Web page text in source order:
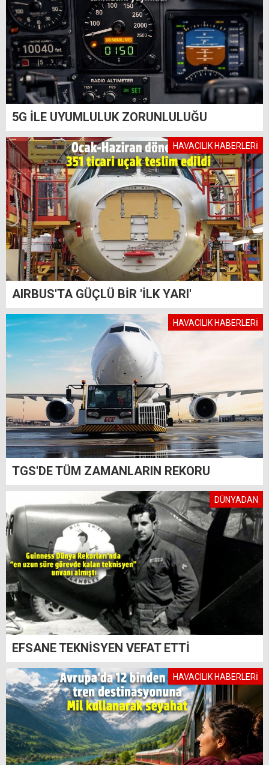
5G İLE UYUMLULUK ZORUNLULUĞU
HAVACILIK HABERLERİ
AIRBUS'TA GÜÇLÜ BİR 'İLK YARI'
HAVACILIK HABERLERİ
TGS'DE TÜM ZAMANLARIN REKORU
DÜNYADAN
EFSANE TEKNİSYEN VEFAT ETTİ
HAVACILIK HABERLERİ